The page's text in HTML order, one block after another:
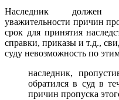
Наследник должен
уважительности причин
срок для принятия
справки, приказы и т.д.,
суду невозможность по
наследник,
обратился в суд в
причин пропуска